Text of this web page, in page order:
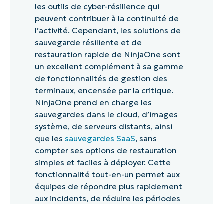
les outils de cyber-résilience qui
peuvent contribuer à la continuité de
l’activité. Cependant, les solutions de
sauvegarde résiliente et de
restauration rapide de NinjaOne sont
un excellent complément à sa gamme
de fonctionnalités de gestion des
terminaux, encensée par la critique.
NinjaOne prend en charge les
sauvegardes dans le cloud, d’images
système, de serveurs distants, ainsi
que les sauvegardes SaaS, sans
compter ses options de restauration
simples et faciles à déployer. Cette
fonctionnalité tout-en-un permet aux
équipes de répondre plus rapidement
aux incidents, de réduire les périodes